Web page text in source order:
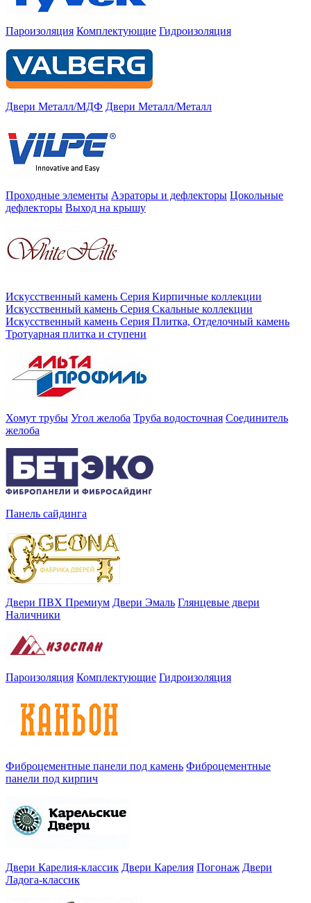
Пароизоляция Комплектующие Гидроизоляция
Двери Металл/МДФ Двери Металл/Металл
Проходные элементы Аэраторы и дефлекторы Цокольные
дефлекторы Выход на крышу
Искусственный камень Серия Кирпичные коллекции
Искусственный камень Серия Скальные коллекции
Искусственный камень Серия Плитка, Отделочный камень
Тротуарная плитка и ступени
Хомут трубы Угол желоба Труба водосточная Соединитель
желоба
Панель сайдинга
Двери ПВХ Премиум Двери Эмаль Глянцевые двери
Наличники
Пароизоляция Комплектующие Гидроизоляция
Фиброцементные панели под камень Фиброцементные
панели под кирпич
Двери Карелия-классик Двери Карелия Погонаж Двери
Ладога-классик